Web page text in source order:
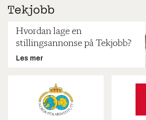
Hvordan lage en
stillingsannonse på Tekjobb?
Les mer